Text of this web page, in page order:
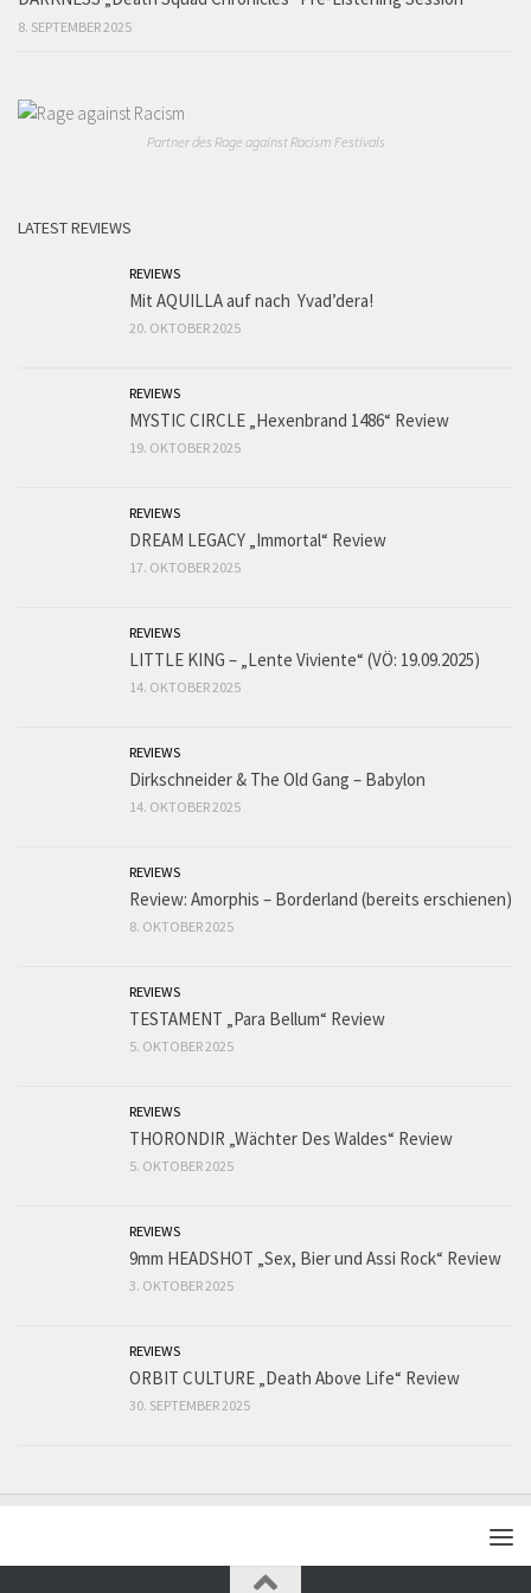
8. SEPTEMBER 2025
Partner des Rage against Racism Festivals
LATEST REVIEWS
REVIEWS
Mit AQUILLA auf nach Yvad’dera!
20. OKTOBER 2025
REVIEWS
MYSTIC CIRCLE „Hexenbrand 1486“ Review
19. OKTOBER 2025
REVIEWS
DREAM LEGACY „Immortal“ Review
17. OKTOBER 2025
REVIEWS
LITTLE KING – „Lente Viviente“ (VÖ: 19.09.2025)
14. OKTOBER 2025
REVIEWS
Dirkschneider & The Old Gang – Babylon
14. OKTOBER 2025
REVIEWS
Review: Amorphis – Borderland (bereits erschienen)
8. OKTOBER 2025
REVIEWS
TESTAMENT „Para Bellum“ Review
5. OKTOBER 2025
REVIEWS
THORONDIR „Wächter Des Waldes“ Review
5. OKTOBER 2025
REVIEWS
9mm HEADSHOT „Sex, Bier und Assi Rock“ Review
3. OKTOBER 2025
REVIEWS
ORBIT CULTURE „Death Above Life“ Review
30. SEPTEMBER 2025